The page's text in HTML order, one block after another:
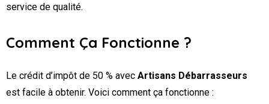
service de qualité.
Comment Ça Fonctionne ?
Le crédit d’impôt de 50 % avec Artisans Débarrasseurs
est facile à obtenir. Voici comment ça fonctionne :